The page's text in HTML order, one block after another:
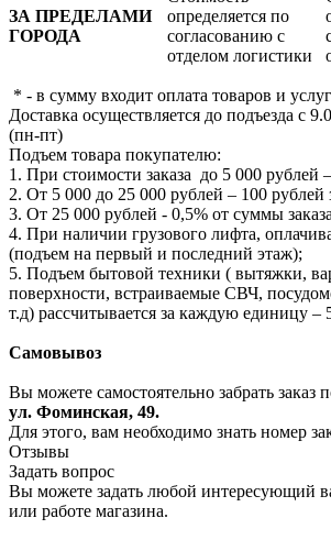
ЗА ПРЕДЕЛАМИ
ГОРОДА
определяется по
согласованию с
отделом логистики
* - в сумму входит оплата товаров и услуг
Доставка осуществляется до подъезда с
(пн-пт)
Подъем товара покупателю:
1. При стоимости заказа до 5 000 рублей
2. От 5 000 до 25 000 рублей – 100 рублей
3. От 25 000 рублей - 0,5% от суммы
4. При наличии грузового лифта,
(подъем на первый и последний этаж);
5. Подъем бытовой техники ( вытяжки,
поверхности, встраиваемые СВЧ,
т.д) рассчитывается за каждую единицу –
Самовывоз
Вы можете самостоятельно забрать заказ
ул. Фоминская, 49.
Для этого, вам необходимо знать номер
Отзывы
Задать вопрос
Вы можете задать любой интересующий
или работе магазина.